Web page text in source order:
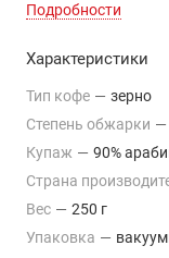
послевкусие
Подробности
Характеристики
Тип кофе — зерно
Степень обжарки —
Купаж — 90%
Страна
Вес — 250 г
Упаковка —